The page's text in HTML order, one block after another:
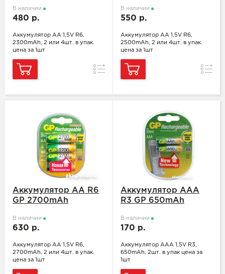
В наличии
480 р.
Аккумулятор АА 1,5V R6,
2300mAh, 2 или 4шт. в упак.
цена за 1шт
Сравнение
В наличии
550 р.
Аккумулятор АА 1,5V R6,
2500mAh, 2 или 4шт. в упак.
цена за 1шт
Аккумулятор АА R6
GP 2700mAh
В наличии
630 р.
Аккумулятор АА 1,5V R6,
2700mAh, 2 или 4шт. в упак.
цена за 1шт
Аккумулятор ААA
R3 GP 650mAh
В наличии
170 р.
Аккумулятор ААA 1,5V R3,
650mAh, 2шт. в упак цена за
1шт